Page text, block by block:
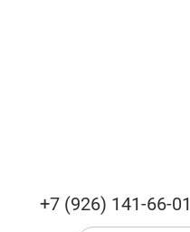
+7 (926) 141-66-01